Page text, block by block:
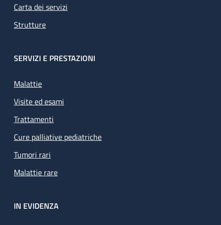
Carta dei servizi
Strutture
SERVIZI E PRESTAZIONI
Malattie
Visite ed esami
Trattamenti
Cure palliative pediatriche
Tumori rari
Malattie rare
IN EVIDENZA